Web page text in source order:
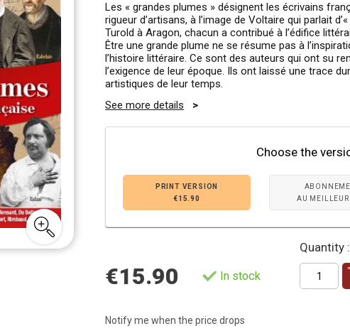
Les « grandes plumes » désignent les écrivains
rigueur d’artisans, à l’image de Voltaire qui parlait
Turold à Aragon, chacun a contribué à l’édifice
Être une grande plume ne se résume pas à
l’histoire littéraire. Ce sont des auteurs qui ont su
l’exigence de leur époque. Ils ont laissé une trace
artistiques de leur temps.
See more details
Choose the
PRINT VERSION
€15.90
AU MEILLEUR
€15.90 In stock
Quantity :
Notify me when the price drops